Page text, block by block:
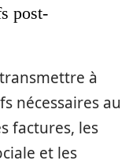
post-
à
nécessaires au
factures, les
et les